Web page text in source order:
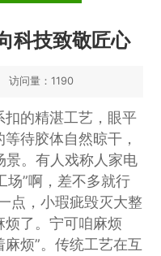
科技致敬匠心
访问量：1190
扣的精湛工艺，眼平
待胶体自然晾干，
景。有人戏称人家电
场”啊，差不多就行
点，小瑕疵毁灭大整
烦了。宁可咱麻烦
烦”。传统工艺在互